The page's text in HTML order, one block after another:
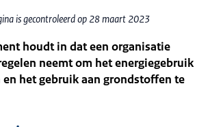
is gecontroleerd op 28 maart 2023
houdt in dat een organisatie
neemt om het energiegebruik
het gebruik aan grondstoffen te